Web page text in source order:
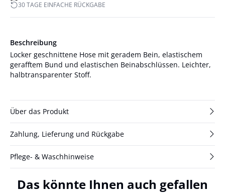
30 TAGE EINFACHE RÜCKGABE
Beschreibung
Locker geschnittene Hose mit geradem Bein, elastischem
gerafftem Bund und elastischen Beinabschlüssen. Leichter,
halbtransparenter Stoff.
Über das Produkt
Zahlung, Lieferung und Rückgabe
Pflege- & Waschhinweise
Das könnte Ihnen auch gefallen